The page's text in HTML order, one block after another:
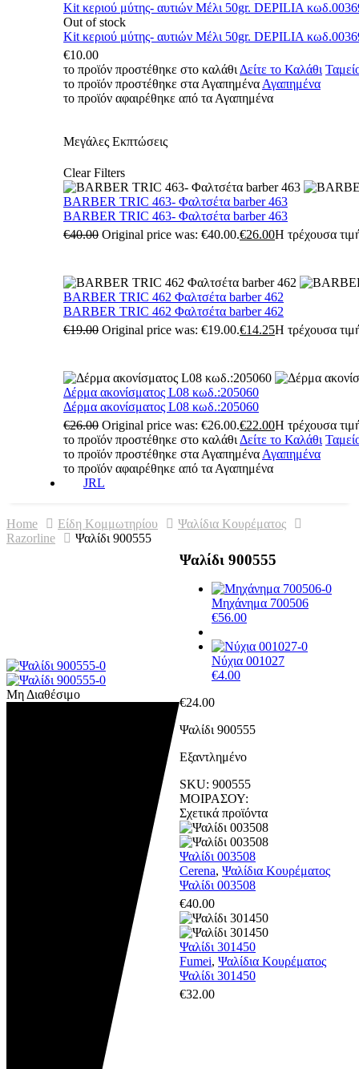
Kit κεριού μύτης- αυτιών Μέλι 50gr. DEPILIA
Out of stock
Kit κεριού μύτης- αυτιών Μέλι 50gr. DEPILIA
€10.00
το προϊόν προστέθηκε στο καλάθι Δείτε το Καλάθι
το προϊόν προστέθηκε στα Αγαπημένα Αγαπημένα
το προϊόν αφαιρέθηκε από τα Αγαπημένα
Μεγάλες Εκπτώσεις
Clear Filters
BARBER TRIC 463- Φαλτσέτα barber 463
BARBER TRIC 463- Φαλτσέτα barber 463
€40.00 Original price was: €40.00.€26.00Η τρέχουσα
BARBER TRIC 462 Φαλτσέτα barber 462
BARBER TRIC 462 Φαλτσέτα barber 462
€19.00 Original price was: €19.00.€14.25Η τρέχουσα
Δέρμα ακονίσματος L08 κωδ.:205060
Δέρμα ακονίσματος L08 κωδ.:205060
€26.00 Original price was: €26.00.€22.00Η τρέχουσα
το προϊόν προστέθηκε στο καλάθι Δείτε το Καλάθι
το προϊόν προστέθηκε στα Αγαπημένα Αγαπημένα
το προϊόν αφαιρέθηκε από τα Αγαπημένα
JRL
Home Είδη Κομμωτηρίου
Ψαλίδια Κουρέματος
Razorline
Ψαλίδι 900555
Μη Διαθέσιμο
Ψαλίδι 900555
Μηχάνημα 700506
€56.00
Νύχια 001027
€4.00
€24.00
Ψαλίδι 900555
Εξαντλημένο
SKU: 900555
ΜΟΙΡΑΣΟΥ:
Σχετικά προϊόντα
Ψαλίδι 003508
Cerena, Ψαλίδια Κουρέματος
Ψαλίδι 003508
€40.00
Ψαλίδι 301450
Fumei, Ψαλίδια Κουρέματος
Ψαλίδι 301450
€32.00